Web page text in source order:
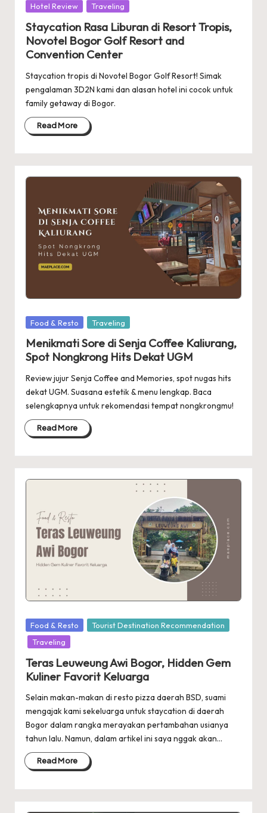
Posted
Hotel Review Traveling
Staycation Rasa Liburan di Resort Tropis,
Novotel Bogor Golf Resort and
Convention Center
Staycation tropis di Novotel Bogor Golf Resort! Simak
pengalaman 3D2N kami dan alasan hotel ini cocok untuk
family getaway di Bogor.
Read More
Posted
Food & Resto Traveling
Menikmati Sore di Senja Coffee Kaliurang,
Spot Nongkrong Hits Dekat UGM
Review jujur Senja Coffee and Memories, spot nugas hits
dekat UGM. Suasana estetik & menu lengkap. Baca
selengkapnya untuk rekomendasi tempat nongkrongmu!
Read More
Posted
in
Food & Resto
Tourist Destination Recommendation
Traveling
Teras Leuweung Awi Bogor, Hidden Gem
Kuliner Favorit Keluarga
Selain makan-makan di resto pizza daerah BSD, suami
mengajak kami sekeluarga untuk staycation di daerah
Bogor dalam rangka merayakan pertambahan usianya
tahun lalu. Namun, dalam artikel ini saya nggak akan…
Read More